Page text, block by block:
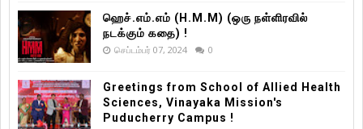
ஹெச்.எம்.எம் (H.M.M) (ஒரு நள்ளிரவில்
நடக்கும் கதை) !
செப்டம்பர் 07, 2024 0
Greetings from School of Allied Health
Sciences, Vinayaka Mission's
Puducherry Campus !